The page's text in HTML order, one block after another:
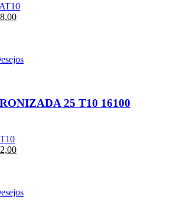
AT10
25 T10 16100
T10